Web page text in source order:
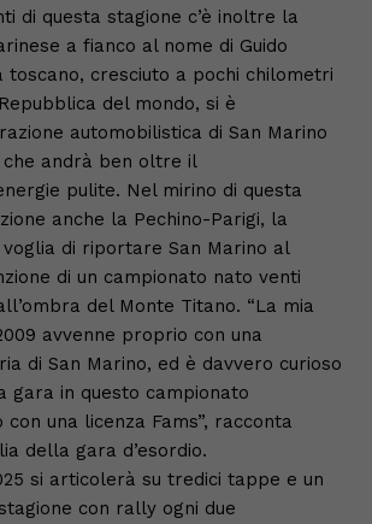
di questa stagione c’è inoltre la
a fianco al nome di Guido
toscano, cresciuto a pochi chilometri
del mondo, si è
automobilistica di San Marino
andrà ben oltre il
pulite. Nel mirino di questa
anche la Pechino-Parigi, la
di riportare San Marino al
di un campionato nato venti
del Monte Titano. “La mia
avvenne proprio con una
di San Marino, ed è davvero curioso
gara in questo campionato
una licenza Fams”, racconta
della gara d’esordio.
si articolerà su tredici tappe e un
con rally ogni due